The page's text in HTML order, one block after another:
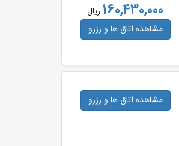
160,430,000 ریال
مشاهده اتاق ها و رزرو
مشاهده اتاق ها و رزرو